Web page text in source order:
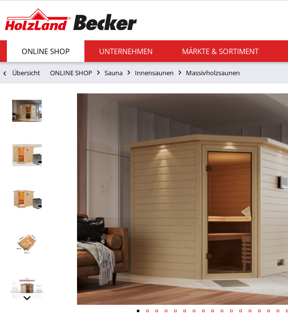
ONLINE SHOP UNTERNEHMEN MÄRKTE & SORTIMENT
Übersicht ONLINE SHOP Sauna Innensaunen Massivholzsaunen